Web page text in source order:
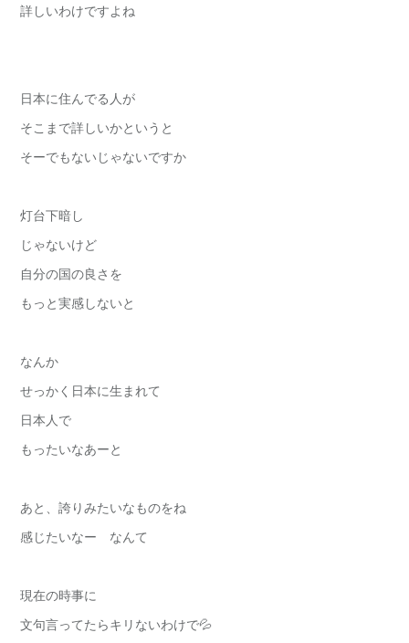
詳しいわけですよね
日本に住んでる人が
そこまで詳しいかというと
そーでもないじゃないですか
灯台下暗し
じゃないけど
自分の国の良さを
もっと実感しないと
なんか
せっかく日本に生まれて
日本人で
もったいなあーと
あと、誇りみたいなものをね
感じたいなー なんて
現在の時事に
文句言ってたらキリないわけで💦